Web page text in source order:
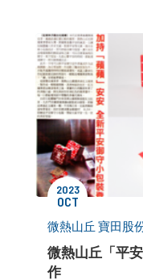
2023
OCT
微熱山丘 寶田股
微熱山丘「平
作